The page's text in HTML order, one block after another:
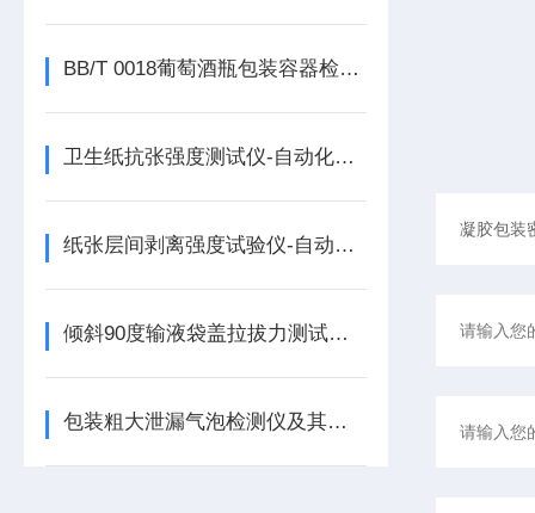
BB/T 0018葡萄酒瓶包装容器检测仪器清单
卫生纸抗张强度测试仪-自动化操作
纸张层间剥离强度试验仪-自动化操作
倾斜90度输液袋盖拉拔力测试仪-综述
包装粗大泄漏气泡检测仪及其应用 基于YY/T 0681标准